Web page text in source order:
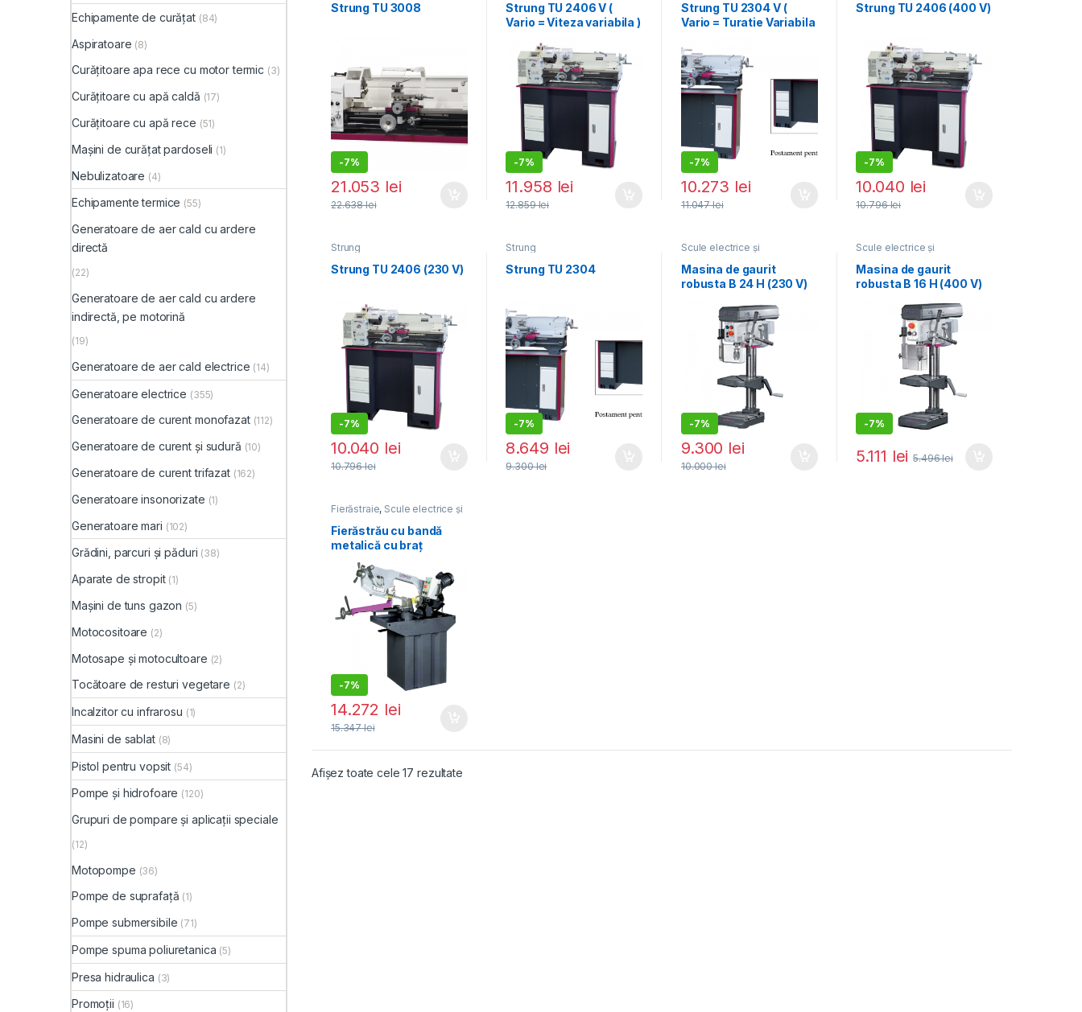
Strung TU 3008
-7%
21.053 lei
22.638lei
Strung TU 2406 V (
Vario = Viteza variabila )
-7%
11.958 lei
12.859lei
Strung TU 2304 V (
Vario = Turatie Variabila
-7%
10.273 lei
11.047lei
Strung TU 2406 (400 V)
-7%
10.040 lei
10.796lei
Strung
Strung TU 2406 (230 V)
-7%
10.040 lei
10.796lei
Strung
Strung TU 2304
-7%
8.649 lei
9.300lei
Scule electrice și
Mașini de gaurit
cu talpă magnetică
Masina de gaurit
robusta B 24 H (230 V)
-7%
9.300 lei
10.000lei
Scule electrice și
Mașini de gaurit
cu talpă magnetică
Masina de gaurit
robusta B 16 H (400 V)
-7%
5.111 lei 5.496lei
Fierăstraie, Scule electrice și
pneumatice
Fierăstrău cu bandă
metalică cu braț
pivotant S 275 NV
-7%
14.272 lei
15.347lei
Afișez toate cele 17 rezultateSortat după popularitate
Echipamente de curățat (84)
Aspiratoare (8)
Curățitoare apa rece cu motor termic (3)
Curățitoare cu apă caldă (17)
Curățitoare cu apă rece (51)
Mașini de curățat pardoseli (1)
Nebulizatoare (4)
Echipamente termice (55)
Generatoare de aer cald cu ardere
directă
(22)
Generatoare de aer cald cu ardere
indirectă, pe motorină
(19)
Generatoare de aer cald electrice (14)
Generatoare electrice (355)
Generatoare de curent monofazat (112)
Generatoare de curent și sudură (10)
Generatoare de curent trifazat (162)
Generatoare insonorizate (1)
Generatoare mari (102)
Grădini, parcuri și păduri (38)
Aparate de stropit (1)
Mașini de tuns gazon (5)
Motocositoare (2)
Motosape și motocultoare (2)
Tocătoare de resturi vegetare (2)
Incalzitor cu infrarosu (1)
Masini de sablat (8)
Pistol pentru vopsit (54)
Pompe și hidrofoare (120)
Grupuri de pompare și aplicații speciale
(12)
Motopompe (36)
Pompe de suprafață (1)
Pompe submersibile (71)
Pompe spuma poliuretanica (5)
Presa hidraulica (3)
Promoții (16)